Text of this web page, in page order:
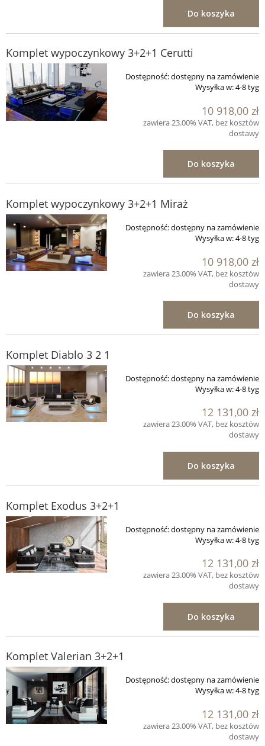
Do koszyka
Komplet wypoczynkowy 3+2+1 Cerutti
Dostępność:dostępny na zamówienie
Wysyłka w:4-8 tyg
10 918,00 zł
zawiera 23.00% VAT, bez kosztów
dostawy
Do koszyka
Komplet wypoczynkowy 3+2+1 Miraż
Dostępność:dostępny na zamówienie
Wysyłka w:4-8 tyg
10 918,00 zł
zawiera 23.00% VAT, bez kosztów
dostawy
Do koszyka
Komplet Diablo 3 2 1
Dostępność:dostępny na zamówienie
Wysyłka w:4-8 tyg
12 131,00 zł
zawiera 23.00% VAT, bez kosztów
dostawy
Do koszyka
Komplet Exodus 3+2+1
Dostępność:dostępny na zamówienie
Wysyłka w:4-8 tyg
12 131,00 zł
zawiera 23.00% VAT, bez kosztów
dostawy
Do koszyka
Komplet Valerian 3+2+1
Dostępność:dostępny na zamówienie
Wysyłka w:4-8 tyg
12 131,00 zł
zawiera 23.00% VAT, bez kosztów
dostawy